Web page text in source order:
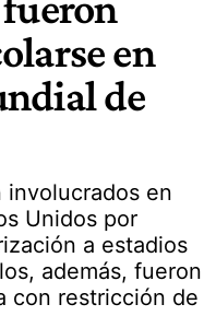
en
de
involucrados en
Unidos por
a estadios
además, fueron
con restricción de